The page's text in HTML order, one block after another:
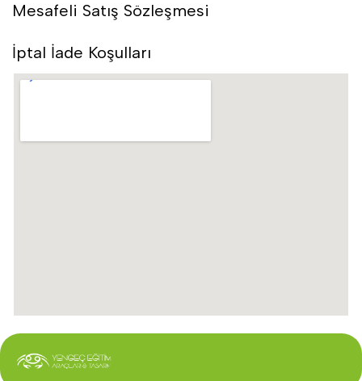
Mesafeli Satış Sözleşmesi
İptal İade Koşulları